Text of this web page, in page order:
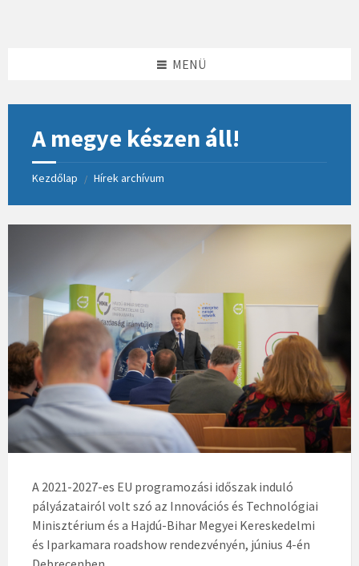
MENÜ
A megye készen áll!
Kezdőlap / Hírek archívum
A 2021-2027-es EU programozási időszak induló
pályázatairól volt szó az Innovációs és Technológiai
Minisztérium és a Hajdú-Bihar Megyei Kereskedelmi
és Iparkamara roadshow rendezvényén, június 4-én